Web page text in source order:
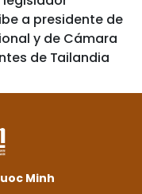
a presidente de
y de Cámara
de Tailandia
Minh